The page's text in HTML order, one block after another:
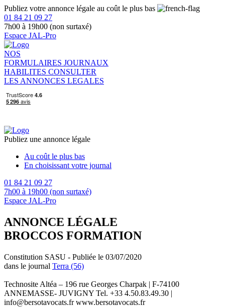
Publiez votre annonce légale au coût le plus bas
01 84 21 09 27
7h00 à 19h00 (non surtaxé)
Espace JAL-Pro
NOS
FORMULAIRES JOURNAUX
HABILITES CONSULTER
LES ANNONCES LEGALES
Publiez une annonce légale
Au coût le plus bas
En choisissant votre journal
01 84 21 09 27
7h00 à 19h00 (non surtaxé)
Espace JAL-Pro
ANNONCE LÉGALE
BROCCOS FORMATION
Constitution SASU - Publiée le 03/07/2020
dans le journal Terra (56)
Technosite Altéa – 196 rue Georges Charpak | F-74100
ANNEMASSE- JUVIGNY Tel. +33 4.50.83.49.30 |
info@bersotavocats.fr www.bersotavocats.fr